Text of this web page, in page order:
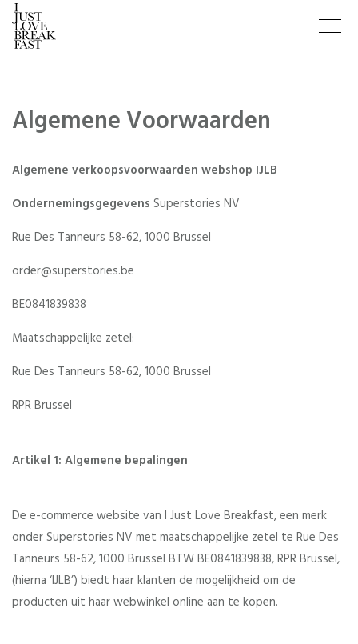
Algemene Voorwaarden
Algemene verkoopsvoorwaarden webshop IJLB
Ondernemingsgegevens Superstories NV
Rue Des Tanneurs 58-62, 1000 Brussel
order@superstories.be
BE0841839838
Maatschappelijke zetel:
Rue Des Tanneurs 58-62, 1000 Brussel
RPR Brussel
Artikel 1: Algemene bepalingen
De e-commerce website van I Just Love Breakfast, een merk
onder Superstories NV met maatschappelijke zetel te Rue Des
Tanneurs 58-62, 1000 Brussel BTW BE0841839838, RPR Brussel,
(hierna ‘IJLB’) biedt haar klanten de mogelijkheid om de
producten uit haar webwinkel online aan te kopen.